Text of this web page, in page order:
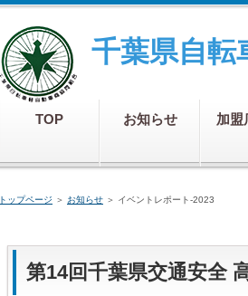
千葉県自転
TOP お知らせ 加盟
トップページ ＞ お知らせ ＞ イベントレポート-2023
第14回千葉県交通安全